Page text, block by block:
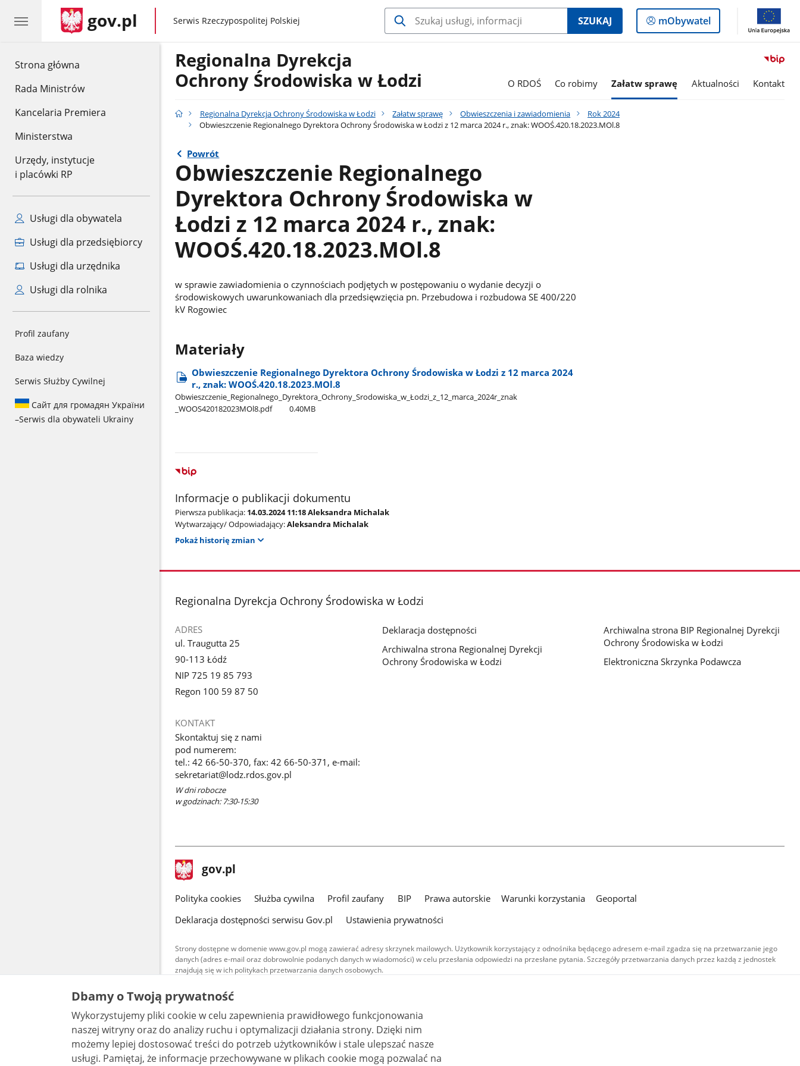
Strona główna
Rada Ministrów
Kancelaria Premiera
Ministerstwa
Urzędy, instytucje
i placówki RP
Usługi dla obywatela
Usługi dla przedsiębiorcy
Usługi dla urzędnika
Usługi dla rolnika
Profil zaufany
Baza wiedzy
Serwis Służby Cywilnej
Сайт для громадян України
–Serwis dla obywateli Ukrainy
gov.pl gov.pl
Serwis Rzeczypospolitej Polskiej SZUKAJ
Logowanie
do
mObywatel
Regionalna Dyrekcja
Ochrony Środowiska w Łodzi
O RDOŚ Co robimy Załatw sprawę Aktualności Kontakt
Regionalna Dyrekcja Ochrony Środowiska w Łodzi Załatw sprawę Obwieszczenia i zawiadomienia
Rok 2024
Obwieszczenie Regionalnego Dyrektora Ochrony Środowiska w Łodzi z 12 marca 2024 r., znak: WOOŚ.420.18.2023.MOl.8
Powrót
Obwieszczenie Regionalnego
Dyrektora Ochrony Środowiska w
Łodzi z 12 marca 2024 r., znak:
WOOŚ.420.18.2023.MOl.8
w sprawie zawiadomienia o czynnościach podjętych w postępowaniu o wydanie decyzji o
środowiskowych uwarunkowaniach dla przedsięwzięcia pn. Przebudowa i rozbudowa SE 400/220
kV Rogowiec
Materiały
Obwieszczenie Regionalnego Dyrektora Ochrony Środowiska w Łodzi z 12 marca 2024
r., znak: WOOŚ.420.18.2023.MOl.8
Obwieszczenie​_Regionalnego​_Dyrektora​_Ochrony​_Srodowiska​_w​_Łodzi​_z​_12​_marca​_2024r​_znak​
_WOOS420182023MOl8.pdf
0.40MB
Informacje o publikacji dokumentu
Pierwsza publikacja: 14.03.2024 11:18 Aleksandra Michalak
Wytwarzający/ Odpowiadający:Aleksandra Michalak
Pokaż historię zmian
stopka
Regionalna Dyrekcja Ochrony Środowiska w Łodzi
ADRES
ul. Traugutta 25
90-113 Łódź
NIP 725 19 85 793
Regon 100 59 87 50
KONTAKT
Skontaktuj się z nami
pod numerem:
tel.: 42 66-50-370, fax: 42 66-50-371, e-mail:
sekretariat@lodz.rdos.gov.pl
W dni robocze
w godzinach: 7:30-15:30
Deklaracja dostępności
Archiwalna strona Regionalnej Dyrekcji
Ochrony Środowiska w Łodzi
Archiwalna strona BIP Regionalnej Dyrekcji
Ochrony Środowiska w Łodzi
Elektroniczna Skrzynka Podawcza
stopka
gov.pl Strona
gov.pl
gov.pl
Polityka cookies Służba cywilna Profil zaufany BIP Prawa autorskie Warunki korzystania
Geoportal
Deklaracja dostępności serwisu Gov.pl
Ustawienia prywatności
Strony dostępne w domenie www.gov.pl mogą zawierać adresy skrzynek mailowych. Użytkownik korzystający z odnośnika będącego adresem e-mail zgadza się na przetwarzanie jego
danych (adres e-mail oraz dobrowolnie podanych danych w wiadomości) w celu przesłania odpowiedzi na przesłane pytania. Szczegóły przetwarzania danych przez każdą z jednostek
znajdują się w ich politykach przetwarzania danych osobowych.
Treści tekstowe publikowane w serwisie (z wyłączeniem treści audiowizualnych), są
udostępniane na licencji typu Creative Commons: uznanie autorstwa - na tych samych
warunkach 4.0 (CC BY-SA 4.0). Materiały audiowizualne, w tym zdjęcia, materiały audio i wideo,
są udostępniane na licencji typu Creative Commons: uznanie autorstwa użycie niekomercyjne -
bez utworów zależnych 4.0 (CC BY-NC-ND 4.0), o ile nie jest to stwierdzone inaczej.
Dbamy o Twoją prywatność
Wykorzystujemy pliki cookie w celu zapewnienia prawidłowego funkcjonowania
naszej witryny oraz do analizy ruchu i optymalizacji działania strony. Dzięki nim
możemy lepiej dostosować treści do potrzeb użytkowników i stale ulepszać nasze
usługi. Pamiętaj, że informacje przechowywane w plikach cookie mogą pozwalać na